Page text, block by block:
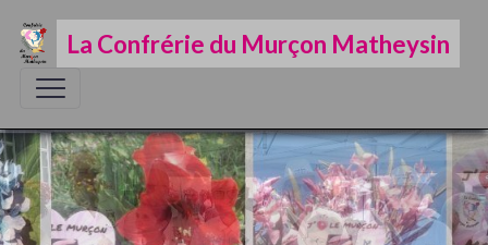
La Confrérie du Murçon Matheysin